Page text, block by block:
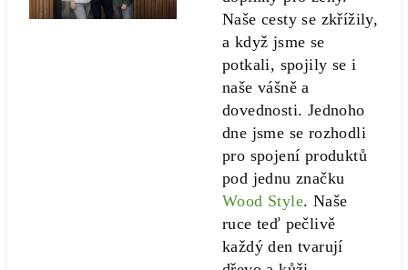
Naše cesty se zkřížily,
a když jsme se
potkali, spojily se i
naše vášně a
dovednosti. Jednoho
dne jsme se rozhodli
pro spojení produktů
pod jednu značku
Wood Style. Naše
ruce teď pečlivě
každý den tvarují